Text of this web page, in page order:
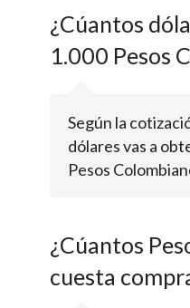
¿Cúantos
1.000 Pesos
Según la
dólares vas a
Pesos
¿Cúantos
cuesta